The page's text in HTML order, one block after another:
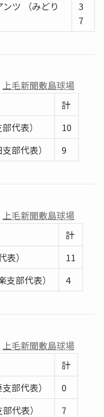
ツ （みどり
3
7
上毛新聞敷島球場
計
代表）
10
部代表）
9
上毛新聞敷島球場
計
）
11
支部代表） 4
上毛新聞敷島球場
計
部代表）
0
代表）
7